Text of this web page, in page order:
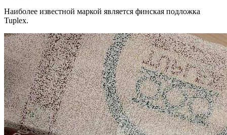
Наиболее известной маркой является финская подложка
Tuplex.